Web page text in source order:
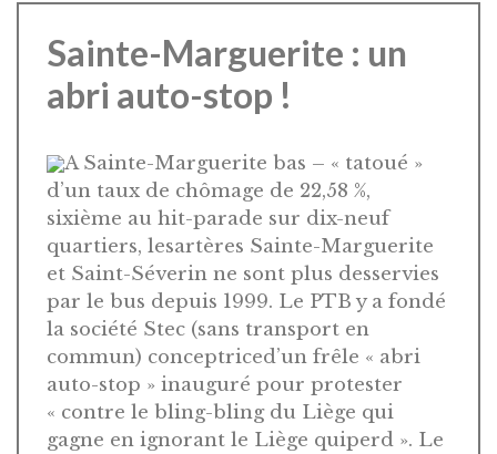
Sainte-Marguerite : un
abri auto-stop !
A Sainte-Marguerite bas – « tatoué »
d’un taux de chômage de 22,58 %,
sixième au hit-parade sur dix-neuf
quartiers, lesartères Sainte-Marguerite
et Saint-Séverin ne sont plus desservies
par le bus depuis 1999. Le PTB y a fondé
la société Stec (sans transport en
commun) conceptriced’un frêle « abri
auto-stop » inauguré pour protester
« contre le bling-bling du Liège qui
gagne en ignorant le Liège quiperd ». Le